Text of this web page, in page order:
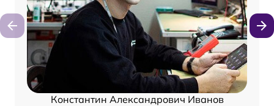
Константин Александрович Иванов